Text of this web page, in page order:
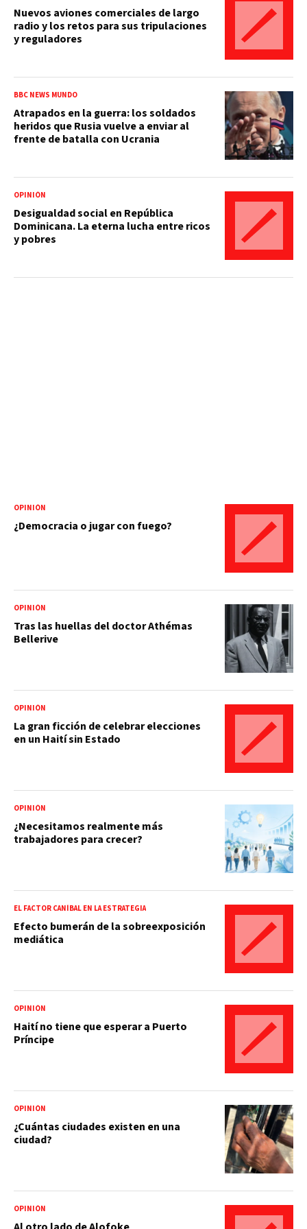
Nuevos aviones comerciales de largo
radio y los retos para sus tripulaciones
y reguladores
BBC NEWS MUNDO
Atrapados en la guerra: los soldados
heridos que Rusia vuelve a enviar al
frente de batalla con Ucrania
OPINIÓN
Desigualdad social en República
Dominicana. La eterna lucha entre ricos
y pobres
OPINIÓN
¿Democracia o jugar con fuego?
OPINIÓN
Tras las huellas del doctor Athémas
Bellerive
OPINIÓN
La gran ficción de celebrar elecciones
en un Haití sin Estado
OPINIÓN
¿Necesitamos realmente más
trabajadores para crecer?
EL FACTOR CANÍBAL EN LA ESTRATEGIA
Efecto bumerán de la sobreexposición
mediática
OPINIÓN
Haití no tiene que esperar a Puerto
Príncipe
OPINIÓN
¿Cuántas ciudades existen en una
ciudad?
OPINIÓN